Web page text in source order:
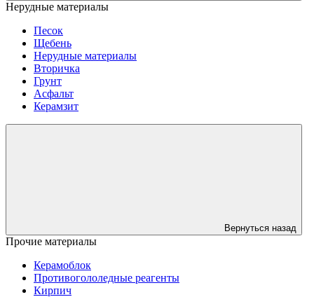
Нерудные материалы
Песок
Щебень
Нерудные материалы
Вторичка
Грунт
Асфальт
Керамзит
Вернуться назад
Прочие материалы
Керамоблок
Противогололедные реагенты
Кирпич